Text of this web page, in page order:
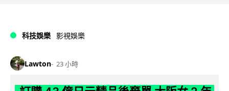
科技娛樂 影視娛樂
Lawton 23 小時